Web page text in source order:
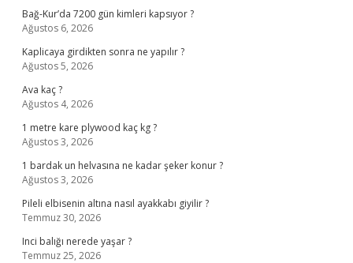
Bağ-Kur’da 7200 gün kimleri kapsıyor ?
Ağustos 6, 2026
Kaplicaya girdikten sonra ne yapılır ?
Ağustos 5, 2026
Ava kaç ?
Ağustos 4, 2026
1 metre kare plywood kaç kg ?
Ağustos 3, 2026
1 bardak un helvasına ne kadar şeker konur ?
Ağustos 3, 2026
Pileli elbisenin altına nasıl ayakkabı giyilir ?
Temmuz 30, 2026
Inci balığı nerede yaşar ?
Temmuz 25, 2026